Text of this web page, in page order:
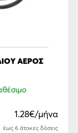
ΑΈΡΟΣ
1.28€/μήνα
έως 6 άτοκες δόσεις